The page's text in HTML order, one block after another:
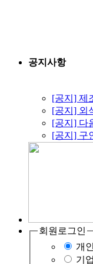
공지사항
[공지] 제
[공지] 외
[공지] 다
[공지] 구
회원로그인
개
기